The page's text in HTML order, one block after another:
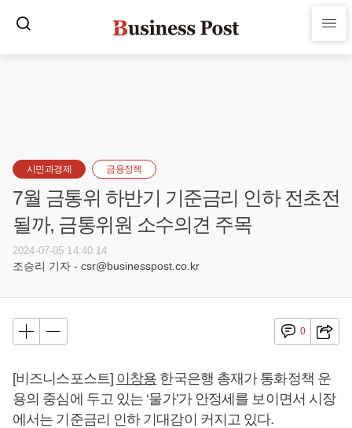
시민과경제 금융정책
7월 금통위 하반기 기준금리 인하 전초전
될까, 금통위원 소수의견 주목
2024-07-05 14:40:14
조승리 기자 - csr@businesspost.co.kr
0
[비즈니스포스트] 이창용 한국은행 총재가 통화정책 운
용의 중심에 두고 있는 ‘물가’가 안정세를 보이면서 시장
에서는 기준금리 인하 기대감이 커지고 있다.